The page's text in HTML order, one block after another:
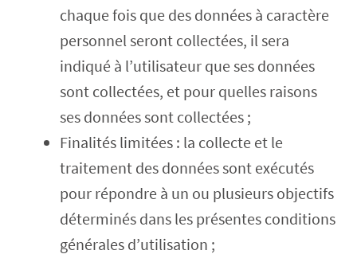
chaque fois que des données à caractère
personnel seront collectées, il sera
indiqué à l’utilisateur que ses données
sont collectées, et pour quelles raisons
ses données sont collectées ;
Finalités limitées : la collecte et le
traitement des données sont exécutés
pour répondre à un ou plusieurs objectifs
déterminés dans les présentes conditions
générales d’utilisation ;